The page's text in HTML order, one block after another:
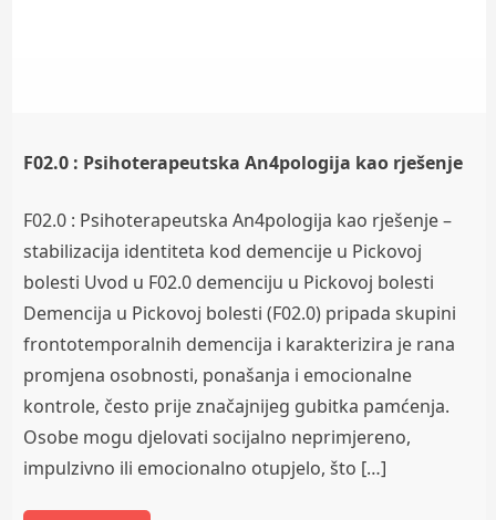
F02.0 : Psihoterapeutska An4pologija kao rješenje
F02.0 : Psihoterapeutska An4pologija kao rješenje –
stabilizacija identiteta kod demencije u Pickovoj
bolesti Uvod u F02.0 demenciju u Pickovoj bolesti
Demencija u Pickovoj bolesti (F02.0) pripada skupini
frontotemporalnih demencija i karakterizira je rana
promjena osobnosti, ponašanja i emocionalne
kontrole, često prije značajnijeg gubitka pamćenja.
Osobe mogu djelovati socijalno neprimjereno,
impulzivno ili emocionalno otupjelo, što […]